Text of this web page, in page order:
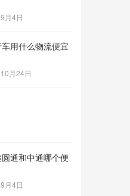
月4日
用什么物流便宜
月24日
通和中通哪个便
月4日